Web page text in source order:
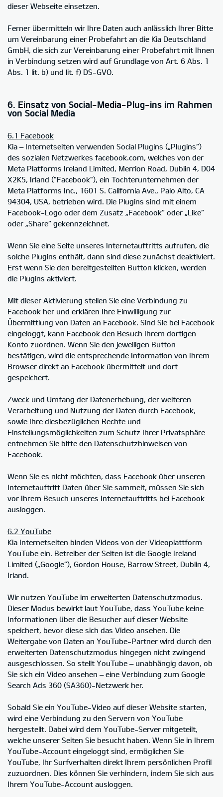
dieser Webseite einsetzen.
Ferner übermitteln wir Ihre Daten auch anlässlich Ihrer Bitte
um Vereinbarung einer Probefahrt an die Kia Deutschland
GmbH, die sich zur Vereinbarung einer Probefahrt mit Ihnen
in Verbindung setzen wird auf Grundlage von Art. 6 Abs. 1
Abs. 1 lit. b) und lit. f) DS-GVO.
6. Einsatz von Social-Media-Plug-ins im Rahmen
von Social Media
6.1 Facebook
Kia – Internetseiten verwenden Social Plugins („Plugins“)
des sozialen Netzwerkes facebook.com, welches von der
Meta Platforms Ireland Limited, Merrion Road, Dublin 4, D04
X2K5, Irland ("Facebook"), ein Tochterunternehmen der
Meta Platforms Inc., 1601 S. California Ave., Palo Alto, CA
94304, USA, betrieben wird. Die Plugins sind mit einem
Facebook-Logo oder dem Zusatz „Facebook“ oder „Like“
oder „Share“ gekennzeichnet.
Wenn Sie eine Seite unseres Internetauftritts aufrufen, die
solche Plugins enthält, dann sind diese zunächst deaktiviert.
Erst wenn Sie den bereitgestellten Button klicken, werden
die Plugins aktiviert.
Mit dieser Aktivierung stellen Sie eine Verbindung zu
Facebook her und erklären Ihre Einwilligung zur
Übermittlung von Daten an Facebook. Sind Sie bei Facebook
eingeloggt, kann Facebook den Besuch Ihrem dortigen
Konto zuordnen. Wenn Sie den jeweiligen Button
bestätigen, wird die entsprechende Information von Ihrem
Browser direkt an Facebook übermittelt und dort
gespeichert.
Zweck und Umfang der Datenerhebung, der weiteren
Verarbeitung und Nutzung der Daten durch Facebook,
sowie Ihre diesbezüglichen Rechte und
Einstellungsmöglichkeiten zum Schutz Ihrer Privatsphäre
entnehmen Sie bitte den Datenschutzhinweisen von
Facebook.
Wenn Sie es nicht möchten, dass Facebook über unseren
Internetauftritt Daten über Sie sammelt, müssen Sie sich
vor Ihrem Besuch unseres Internetauftritts bei Facebook
ausloggen.
6.2 YouTube
Kia Internetseiten binden Videos von der Videoplattform
YouTube ein. Betreiber der Seiten ist die Google Ireland
Limited („Google“), Gordon House, Barrow Street, Dublin 4,
Irland.
Wir nutzen YouTube im erweiterten Datenschutzmodus.
Dieser Modus bewirkt laut YouTube, dass YouTube keine
Informationen über die Besucher auf dieser Website
speichert, bevor diese sich das Video ansehen. Die
Weitergabe von Daten an YouTube-Partner wird durch den
erweiterten Datenschutzmodus hingegen nicht zwingend
ausgeschlossen. So stellt YouTube – unabhängig davon, ob
Sie sich ein Video ansehen – eine Verbindung zum Google
Search Ads 360 (SA360)-Netzwerk her.
Sobald Sie ein YouTube-Video auf dieser Website starten,
wird eine Verbindung zu den Servern von YouTube
hergestellt. Dabei wird dem YouTube-Server mitgeteilt,
welche unserer Seiten Sie besucht haben. Wenn Sie in Ihrem
YouTube-Account eingeloggt sind, ermöglichen Sie
YouTube, Ihr Surfverhalten direkt Ihrem persönlichen Profil
zuzuordnen. Dies können Sie verhindern, indem Sie sich aus
Ihrem YouTube-Account ausloggen.